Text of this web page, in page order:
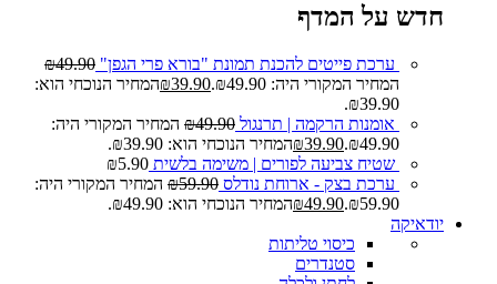
חדש על המדף
ערכת פייטים להכנת תמונת "בורא פרי הגפן" ₪49.90
המחיר המקורי היה: ₪49.90.
₪39.90
המחיר הנוכחי הוא:
₪39.90.
אומנות הרקמה | תרנגול
₪49.90
המחיר המקורי היה:
₪49.90.
₪39.90
המחיר הנוכחי הוא: ₪39.90.
שטיח צביעה לפורים | משימה בלשית
₪5.90
ערכת בצק - ארוחת נודלס
₪59.90
המחיר המקורי היה:
₪59.90.
₪49.90
המחיר הנוכחי הוא: ₪49.90.
יודאיקה
כיסוי טליתות
סטנדרים